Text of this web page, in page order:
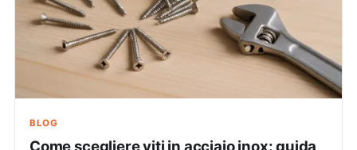
BLOG
Come scegliere viti in acciaio inox: guida